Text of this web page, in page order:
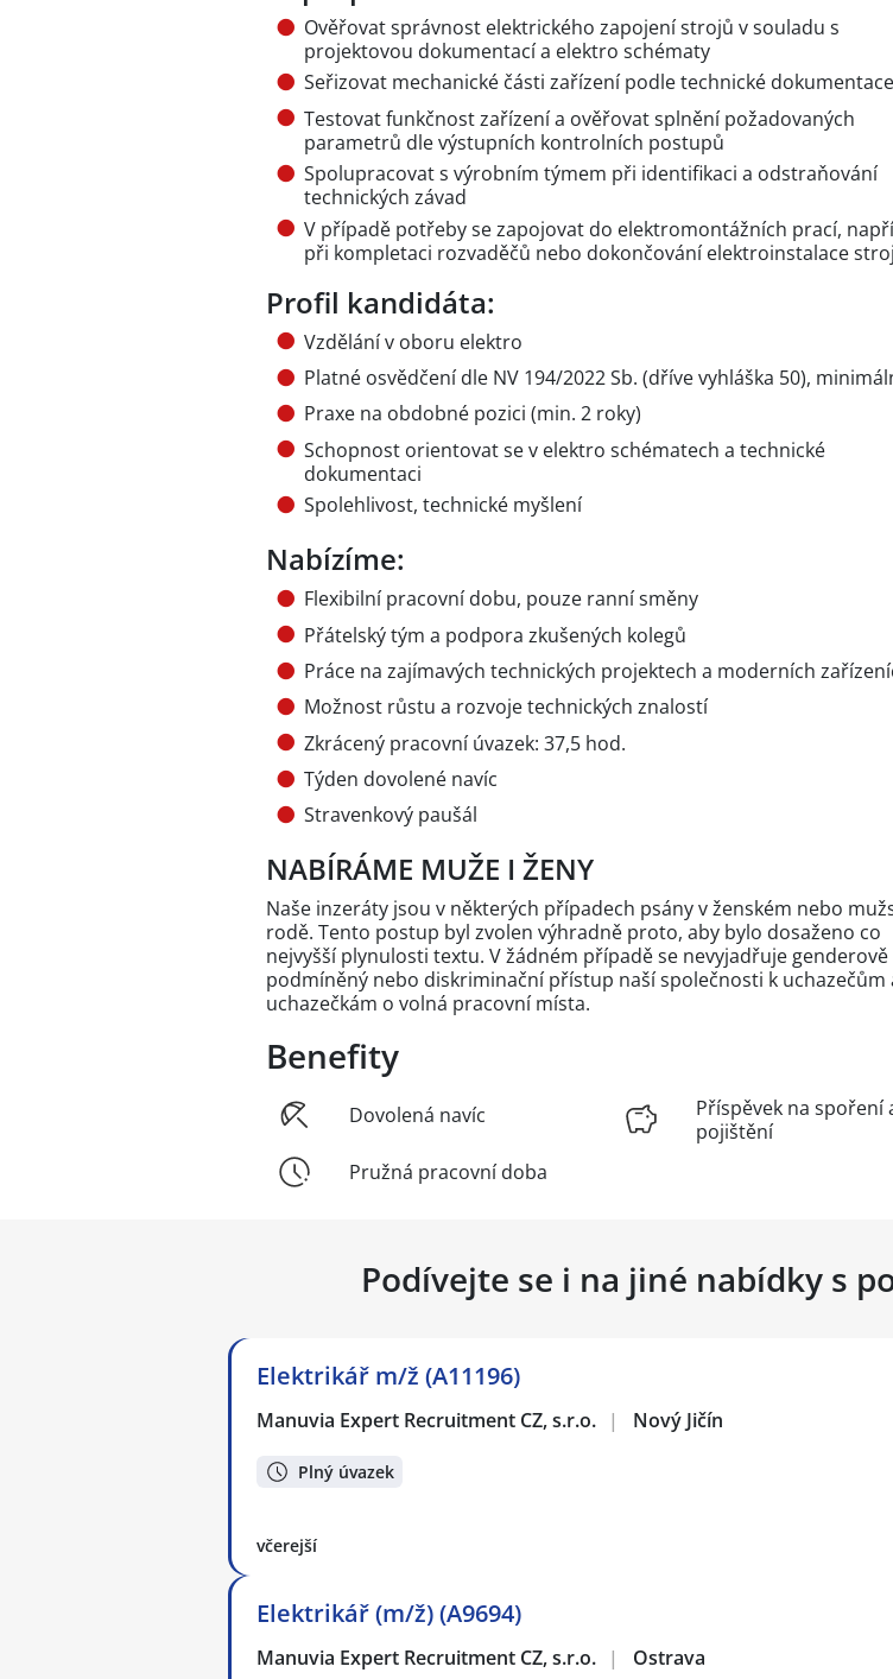
Ověřovat správnost elektrického zapojení strojů v souladu s
projektovou dokumentací a elektro schématy
Seřizovat mechanické části zařízení podle technické dokumentace
Testovat funkčnost zařízení a ověřovat splnění požadovaných
parametrů dle výstupních kontrolních postupů
Spolupracovat s výrobním týmem při identifikaci a odstraňování
technických závad
V případě potřeby se zapojovat do elektromontážních prací,
při kompletaci rozvaděčů nebo dokončování elektroinstalace
Profil kandidáta:
Vzdělání v oboru elektro
Platné osvědčení dle NV 194/2022 Sb. (dříve vyhláška 50),
Praxe na obdobné pozici (min. 2 roky)
Schopnost orientovat se v elektro schématech a technické
dokumentaci
Spolehlivost, technické myšlení
Nabízíme:
Flexibilní pracovní dobu, pouze ranní směny
Přátelský tým a podpora zkušených kolegů
Práce na zajímavých technických projektech a moderních
Možnost růstu a rozvoje technických znalostí
Zkrácený pracovní úvazek: 37,5 hod.
Týden dovolené navíc
Stravenkový paušál
NABÍRÁME MUŽE I ŽENY
Naše inzeráty jsou v některých případech psány v ženském nebo
rodě. Tento postup byl zvolen výhradně proto, aby bylo dosaženo co
nejvyšší plynulosti textu. V žádném případě se nevyjadřuje genderově
podmíněný nebo diskriminační přístup naší společnosti k uchazečům
uchazečkám o volná pracovní místa.
Benefity
Dovolená navíc
Pružná pracovní doba
Příspěvek na spoření
pojištění
Podívejte se i na jiné nabídky s
Elektrikář m/ž (A11196)
Manuvia Expert Recruitment CZ, s.r.o. | Nový Jičín
Plný úvazek
včerejší
Elektrikář (m/ž) (A9694)
Manuvia Expert Recruitment CZ, s.r.o. | Ostrava